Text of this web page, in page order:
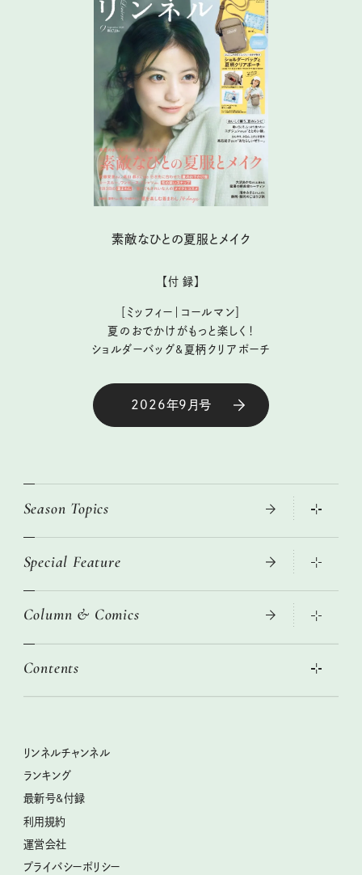
素敵なひとの夏服とメイク
【付 録】
［ミッフィー｜コールマン］
夏のおでかけがもっと楽しく！
ショルダーバッグ&夏柄クリアポーチ
2026年9月号
Season Topics
真夏のひんやりグッズ 2026
ニトリ・イケア・無印良品で賢くおしゃれなインテリア
絶品、お餅レシピ大集合！
クラフトビール案内
母の日に贈りたい、お花モチーフのアイテム
Special Feature
2026年春夏 トレンドファッションニュース
女子旅おすすめスポット 暮らすように心地いいリンネル旅ガイ
リンネル 暮らしの道具大賞
ナチュラルメイクレッスン
喜ばれる贈り物手帖
Column & Comics
ぐれいさん
空想喫茶トラノコクさんのあの店この店、喫茶訪問日記
圷みほさんのゆるっと週末キャンプ通信
豆柴・まもるくんの旅日記
柳沢小実さんのお散歩するようなゆるり旅
Contents
リンネル暮らし部
リンネルチャンネル
おぱんつ君のわくわく楽しい一週間占い
毎日が心地よくなるリンネルタロット
リンネルチャンネル
ランキング
最新号&付録
利用規約
運営会社
プライバシーポリシー